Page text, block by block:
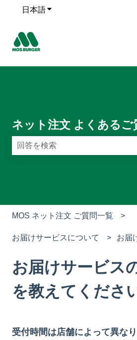
日本語翻訳のサブメニューを表示
ネット注文 よくあるご
MOS ネット注文 ご質問一覧
お届けサービスについて お届
お届けサービス
を教えてくださ
受付時間は店舗によって異な